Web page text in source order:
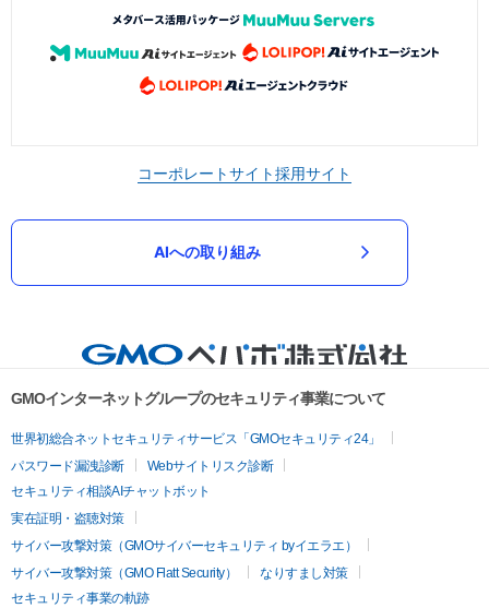
コーポレートサイト採用サイト
AIへの取り組み
GMOインターネットグループのセキュリティ事業について
世界初総合ネットセキュリティサービス「GMOセキュリティ24」
パスワード漏洩診断
Webサイトリスク診断
セキュリティ相談AIチャットボット
実在証明・盗聴対策
サイバー攻撃対策（GMOサイバーセキュリティ byイエラエ）
サイバー攻撃対策（GMO Flatt Security）
なりすまし対策
セキュリティ事業の軌跡